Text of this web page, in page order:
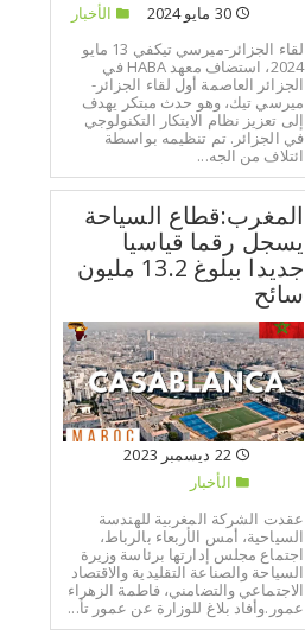
30 مايو 2024
الأخبار
لقاء الجزائر-ميرسي تيكفي 13 مايو
2024، استضاف معهد HABA في
الجزائر العاصمة أول لقاء الجزائر-
ميرسي تيك، وهو حدث مبتكر يهدف
إلى تعزيز نظام الابتكار التكنولوجي
في الجزائر. تم تنظيمه بواسطة
ائتلاف من الجه...
المغرب:قطاع السياحة
يسجل رقما قياسيا
جديدا ببلوغ 13.2 مليون
سائح
22 ديسمبر 2023
الأخبار
عقدت الشركة المغربية للهندسة
السياحية، أمس الأربعاء بالرباط،
اجتماع مجلس إدارتها برئاسة وزيرة
السياحة والصناعة التقليدية والاقتصاد
الاجتماعي والتضامني، فاطمة الزهراء
عمور.وأفاد بلاغ للوزارة عن عمور تأ...